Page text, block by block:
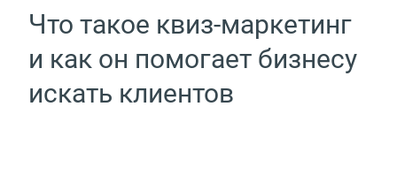
Что такое квиз-маркетинг
и как он помогает бизнесу
искать клиентов